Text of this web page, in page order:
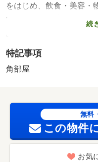
をはじめ、飲食・美容・
応じて店舗物件をご紹介
り広告は一切おこなって
と、インターネットに掲
ざいます。ご相談も含め
希望などにもご対応さ
５７８－２２２３・賃貸
せ下さい。）・土佐堀通
ル。 業種はご相談くだ
談可能。・バイク置場：
続
特記事項
角部屋
無料
この物件
お気